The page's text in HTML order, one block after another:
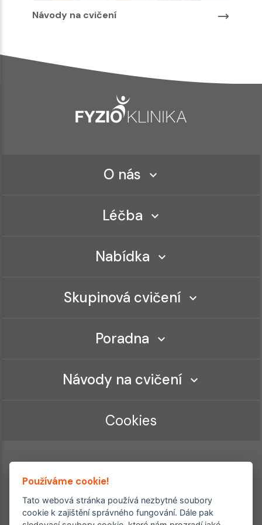
Návody na cvičení
O nás
Léčba
Nabídka
Skupinová cvičení
Poradna
Návody na cvičení
Cookies
Používáme cookie!
Tato webová stránka používá nezbytné soubory
cookie k zajištění správného fungování. Dále pak